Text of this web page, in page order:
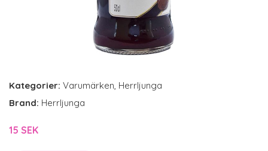
Kategorier: Varumärken, Herrljunga
Brand: Herrljunga
15 SEK